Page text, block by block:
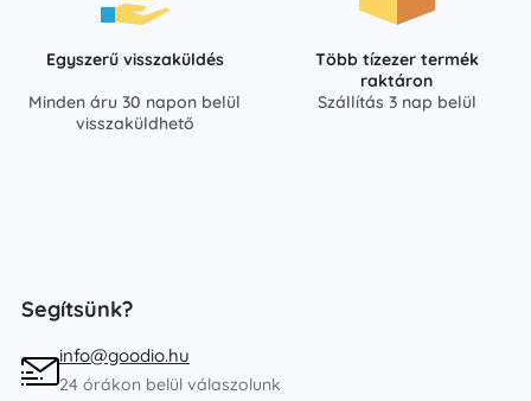
Egyszerű visszaküldés
Minden áru 30 napon belül
visszaküldhető
Több tízezer termék
raktáron
Szállítás 3 nap belül
Segítsünk?
info@goodio.hu
24 órákon belül válaszolunk